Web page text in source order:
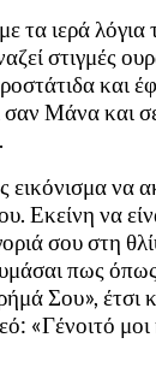
ιερά λόγια
στιγμές
και
Μάνα και
εικόνισμα να
Εκείνη να
σου στη
πως
Σου», έτσι
«Γένοιτό